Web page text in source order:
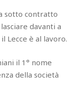
sotto contratto
davanti a
Lecce è al lavoro.
il 1° nome
della società